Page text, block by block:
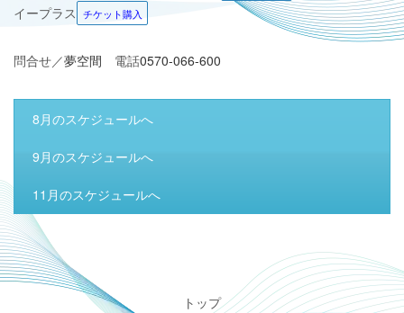
イープラス チケット購入
問合せ／夢空間 電話0570-066-600
8月のスケジュールへ
9月のスケジュールへ
11月のスケジュールへ
トップ